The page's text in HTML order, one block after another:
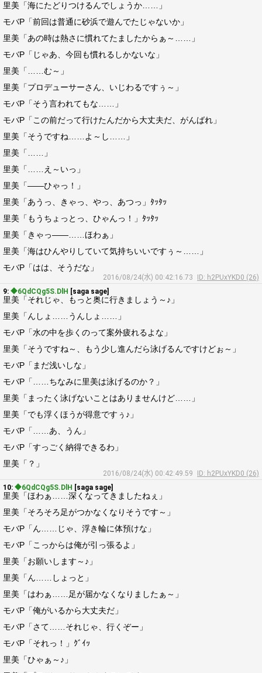
里美「海にたどりつけるんでしょうか……」
モバP「前回は普通に砂浜で遊んでたじゃないか」
里美「あの時は熱さに慣れてたましたからぁ～……」
モバP「じゃあ、今回も慣れるしかないな」
里美「……む～」
里美「プロデューサーさん、いじわるですぅ～」
モバP「そう言われてもな……」
モバP「この前だって行けたんだから大丈夫だ、がんばれ」
里美「そうですね……よ～し……」
里美「……」
里美「……え～いっ」
里美「――ひゃっ！」
里美「あうっ、きゃっ、やっ、あつっ」ﾀｯﾀｯ
里美「もうちょっとっ、ひゃんっ！」ﾀｯﾀｯ
里美「きゃっ――……ほわぁ」
里美「海はひんやりしていて気持ちいいですぅ～……」
モバP「はは、そうだな」
2016/08/24(水) 00:42:16.73
ID: h2PUxYKD0 (26)
9: ◆6QdCQg5S.DlH [saga sage]
里美「それじゃ、もっと奥に行きましょう～♪」
里美「んしょ……うんしょ……」
モバP「水の中を歩くのって案外疲れるよな」
里美「そうですね～、もう少し進んだら泳げるんですけどぉ～」
モバP「まだ浅いしな」
モバP「……ちなみに里美は泳げるのか？」
里美「まったく泳げないことはありませんけど……」
里美「でも浮くほうが得意ですぅ♪」
モバP「……あ、うん」
モバP「すっごく納得できるわ」
里美「？」
2016/08/24(水) 00:42:49.59
ID: h2PUxYKD0 (26)
10: ◆6QdCQg5S.DlH [saga sage]
里美「ほわぁ……深くなってきましたねぇ」
里美「そろそろ足がつかなくなりそうです～」
モバP「ん……じゃ、浮き輪に体預けな」
モバP「こっからは俺が引っ張るよ」
里美「お願いします～♪」
里美「ん……しょっと」
里美「はわぁ……足が届かなくなりましたぁ～」
モバP「俺がいるから大丈夫だ」
モバP「さて……それじゃ、行くぞー」
モバP「それっ！」ｸﾞｲｯ
里美「ひゃぁ～♪」